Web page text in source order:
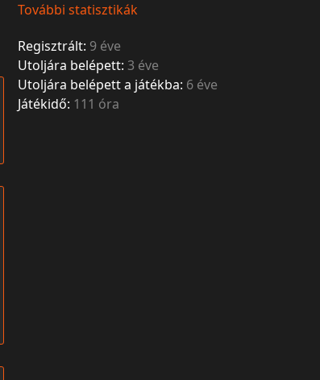
További statisztikák
Regisztrált: 9 éve
Utoljára belépett: 3 éve
Utoljára belépett a játékba: 6 éve
Játékidő: 111 óra